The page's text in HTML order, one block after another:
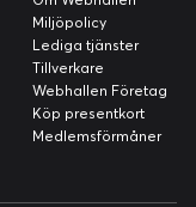
Miljöpolicy
Lediga tjänster
Tillverkare
Webhallen Företag
Köp presentkort
Medlemsförmåner